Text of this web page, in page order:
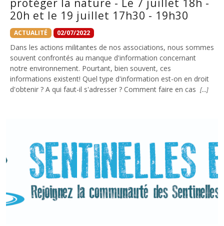
protéger la nature - Le 7 juillet 18h -
20h et le 19 juillet 17h30 - 19h30
ACTUALITÉ 02/07/2022
Dans les actions militantes de nos associations, nous sommes
souvent confrontés au manque d'information concernant
notre environnement. Pourtant, bien souvent, ces
informations existent! Quel type d'information est-on en droit
d'obtenir ? A qui faut-il s'adresser ? Comment faire en cas […]